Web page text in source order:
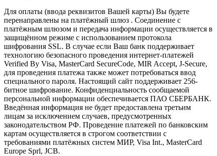
Для оплаты (ввода реквизитов Вашей карты) Вы будете
перенаправлены на платёжный шлюз . Соединение с
платёжным шлюзом и передача информации осуществляется в
защищённом режиме с использованием протокола
шифрования SSL. В случае если Ваш банк поддерживает
технологию безопасного проведения интернет-платежей
Verified By Visa, MasterCard SecureCode, MIR Accept, J-Secure,
для проведения платежа также может потребоваться ввод
специального пароля. Настоящий сайт поддерживает 256-
битное шифрование. Конфиденциальность сообщаемой
персональной информации обеспечивается ПАО СБЕРБАНК.
Введённая информация не будет предоставлена третьим
лицам за исключением случаев, предусмотренных
законодательством РФ. Проведение платежей по банковским
картам осуществляется в строгом соответствии с
требованиями платёжных систем МИР, Visa Int., MasterCard
Europe Sprl, JCB.